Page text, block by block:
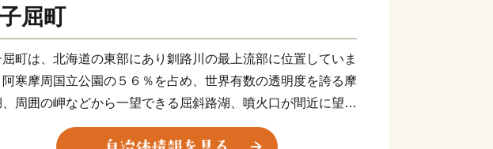
屈町
屈町は、北海道の東部にあり釧路川の最上流部に位置していま
寒摩周国立公園の５６％を占め、世界有数の透明度を誇る摩
、周囲の岬などから一望できる屈斜路湖、噴火口が間近に望め
黄山などを有する自然豊かな農業と観光の町です。